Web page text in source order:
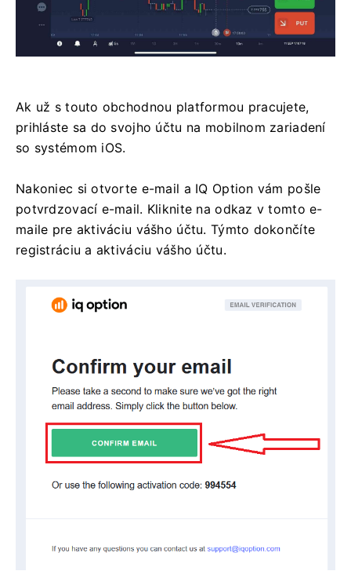
Ak už s touto obchodnou platformou pracujete,
prihláste sa do svojho účtu na mobilnom zariadení
so systémom iOS.
Nakoniec si otvorte e-mail a IQ Option vám pošle
potvrdzovací e-mail. Kliknite na odkaz v tomto e-
maile pre aktiváciu vášho účtu. Týmto dokončíte
registráciu a aktiváciu vášho účtu.